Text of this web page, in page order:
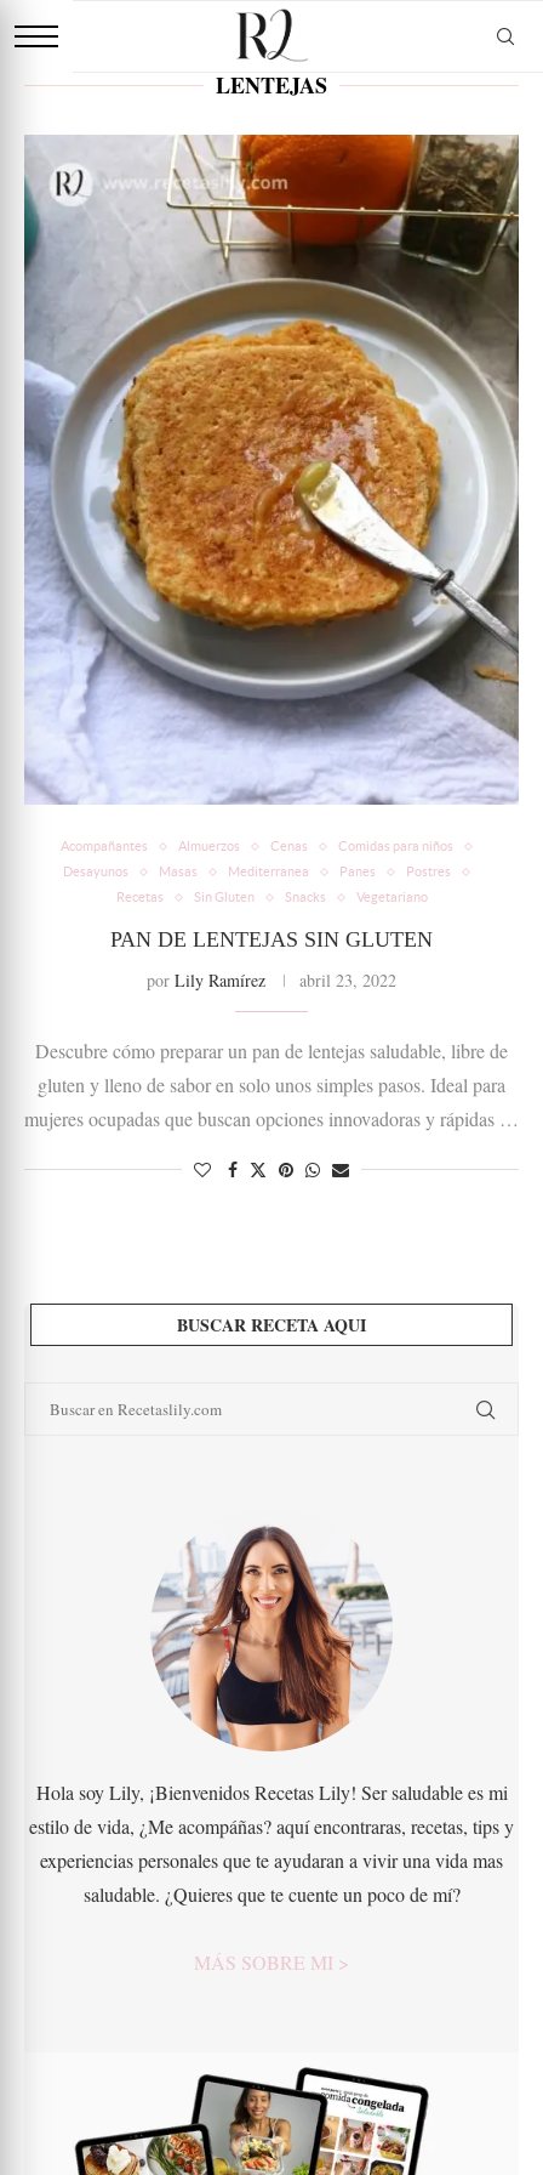
LENTEJAS
Acompañantes Almuerzos Cenas
Comidas para niños
Desayunos
Masas Mediterranea Panes
Postres
Recetas
Sin Gluten Snacks Vegetariano
PAN DE LENTEJAS SIN GLUTEN
por Lily Ramírez abril 23, 2022
Descubre cómo preparar un pan de lentejas saludable, libre de
gluten y lleno de sabor en solo unos simples pasos. Ideal para
mujeres ocupadas que buscan opciones innovadoras y rápidas …
BUSCAR RECETA AQUI
Hola soy Lily, ¡Bienvenidos Recetas Lily! Ser saludable es mi
estilo de vida, ¿Me acompáñas? aquí encontraras, recetas, tips y
experiencias personales que te ayudaran a vivir una vida mas
saludable. ¿Quieres que te cuente un poco de mí?
MÁS SOBRE MI >